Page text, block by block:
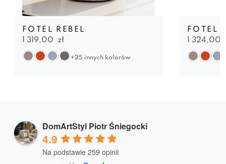
FOTEL REBEL
1 319,00 zł
+25 innych kolorów
FOTEL
1 324,00
DomArtStyl Piotr Śniegocki
4.9
Na podstawie 259 opinii